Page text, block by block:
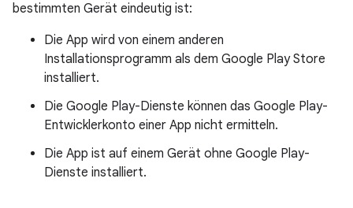
bestimmten Gerät eindeutig ist:
Die App wird von einem anderen
Installationsprogramm als dem Google Play Store
installiert.
Die Google Play-Dienste können das Google Play-
Entwicklerkonto einer App nicht ermitteln.
Die App ist auf einem Gerät ohne Google Play-
Dienste installiert.